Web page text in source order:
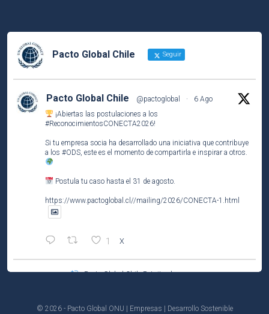
Pacto Global Chile Seguir
Pacto Global Chile @pactoglobal ·
6 Ago
¡Abiertas las postulaciones a los
#ReconocimientosCONECTA2026!
Si tu empresa socia ha desarrollado una iniciativa que contribuye
a los #ODS , este es el momento de compartirla e inspirar a otros.
Postula tu caso hasta el 31 de agosto.
https://www.pactoglobal.cl//mailing/2026/CONECTA-1.html
1 X
Pacto Global Chile Retuiteado
Participa del tercer encuentro del ciclo El Caso de Negocio de la
© 2026 - Pacto Global ONU | Empresas | Desarrollo Sostenible